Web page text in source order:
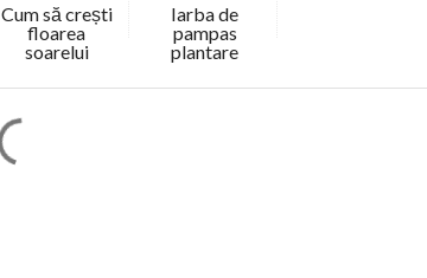
Cum să crești
floarea
soarelui
Iarba de
pampas
plantare